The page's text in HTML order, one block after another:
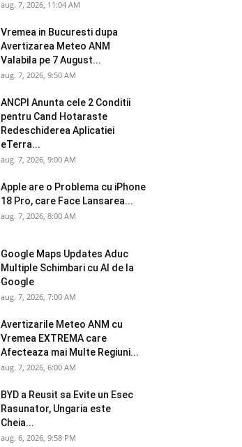
aug. 7, 2026, 11:04 AM
Vremea in Bucuresti dupa
Avertizarea Meteo ANM
Valabila pe 7 August...
aug. 7, 2026, 9:50 AM
ANCPI Anunta cele 2 Conditii
pentru Cand Hotaraste
Redeschiderea Aplicatiei
eTerra...
aug. 7, 2026, 9:00 AM
Apple are o Problema cu iPhone
18 Pro, care Face Lansarea...
aug. 7, 2026, 8:00 AM
Google Maps Updates Aduc
Multiple Schimbari cu AI de la
Google
aug. 7, 2026, 7:00 AM
Avertizarile Meteo ANM cu
Vremea EXTREMA care
Afecteaza mai Multe Regiuni...
aug. 7, 2026, 6:00 AM
BYD a Reusit sa Evite un Esec
Rasunator, Ungaria este
Cheia...
aug. 6, 2026, 9:58 PM